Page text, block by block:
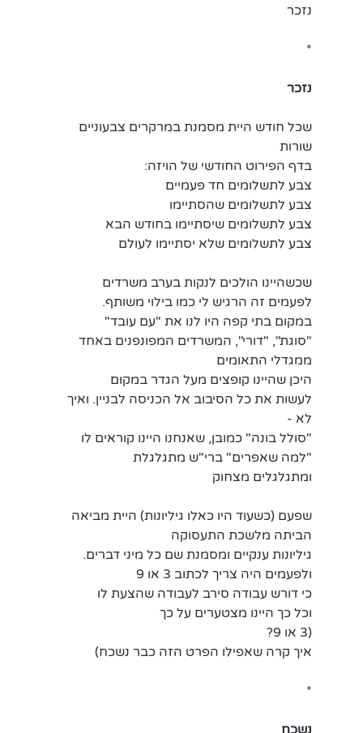
נזכר
*
נזכר
שכל חודש היית מסמנת במרקרים צבעוניים
שורות
בדף הפירוט החודשי של הויזה:
צבע לתשלומים חד פעמיים
צבע לתשלומים שהסתיימו
צבע לתשלומים שיסתיימו בחודש הבא
צבע לתשלומים שלא יסתיימו לעולם
שכשהיינו הולכים לנקות בערב משרדים
לפעמים זה הרגיש לי כמו בילוי משותף.
במקום בתי קפה היו לנו את "עם עובד"
"סוגת", "דורי", המשרדים המפונפנים באחד
ממגדלי התאומים
היכן שהיינו קופצים מעל הגדר במקום
לעשות את כל הסיבוב אל הכניסה לבניין. ואיך
לא -
"סולל בונה" כמובן, שאנחנו היינו קוראים לו
"למה שאפרים" ברי"ש מתגלגלת
ומתגלגלים מצחוק
שפעם (כשעוד היו כאלו גיליונות) היית מביאה
הביתה מלשכת התעסוקה
גיליונות ענקיים ומסמנת שם כל מיני דברים.
ולפעמים היה צריך לכתוב 3 או 9
כי דורש עבודה סירב לעבודה שהצעת לו
וכל כך היינו מצטערים על כך
(3 או 9?
איך קרה שאפילו הפרט הזה כבר נשכח)
*
נשכח